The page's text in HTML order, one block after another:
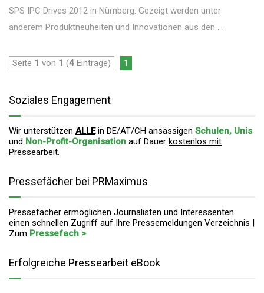
SPS IPC Drives 2012 in Nürnberg. Gezeigt werden unter
anderem Produktneuheiten und Innovationen aus den ...
Seite 1 von 1 (4 Einträge) 1
Soziales Engagement
Wir unterstützen ALLEin DE/AT/CH ansässigen Schulen, Unis
und Non-Profit-Organisation auf Dauer kostenlos mit
Pressearbeit.
Pressefächer bei PRMaximus
Pressefächer ermöglichen Journalisten und Interessenten
einen schnellen Zugriff auf Ihre Pressemeldungen Verzeichnis |
Zum Pressefach >
Erfolgreiche Pressearbeit eBook